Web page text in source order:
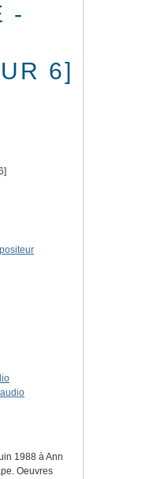
-
6]
1988 à Ann
Oeuvres